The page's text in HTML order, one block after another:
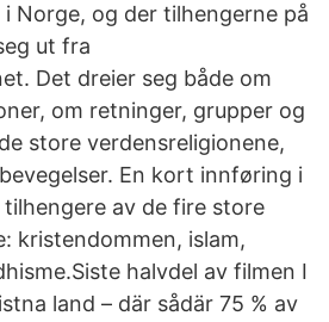
Norge, og der tilhengerne på
ut fra
Det dreier seg både om
om retninger, grupper og
store verdensreligionene,
En kort innføring i
av de fire store
kristendommen, islam,
halvdel av filmen I
land – där sådär 75 % av